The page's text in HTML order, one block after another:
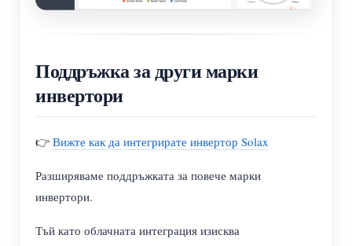
Поддръжка за други марки
инвертори
👉 Вижте как да интегрирате инвертор Solax
Разширяваме поддръжката за повече марки
инвертори.
Тъй като облачната интеграция изисква